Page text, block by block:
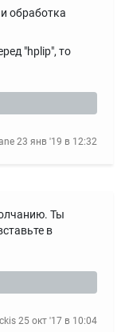
обработка
"hplip", то
23 янв '19 в 12:32
Ты
в
25 окт '17 в 10:04